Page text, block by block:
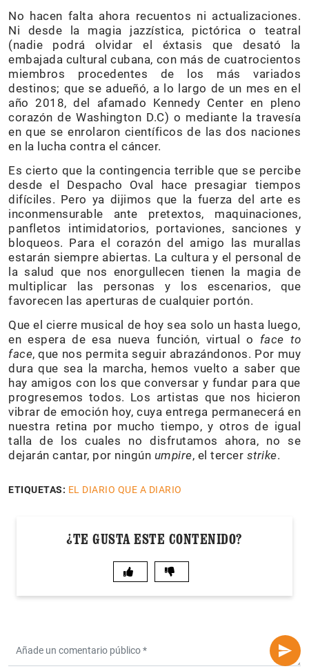
No hacen falta ahora recuentos ni actualizaciones.
Ni desde la magia jazzística, pictórica o teatral
(nadie podrá olvidar el éxtasis que desató la
embajada cultural cubana, con más de cuatrocientos
miembros procedentes de los más variados
destinos; que se adueñó, a lo largo de un mes en el
año 2018, del afamado Kennedy Center en pleno
corazón de Washington D.C) o mediante la travesía
en que se enrolaron científicos de las dos naciones
en la lucha contra el cáncer.
Es cierto que la contingencia terrible que se percibe
desde el Despacho Oval hace presagiar tiempos
difíciles. Pero ya dijimos que la fuerza del arte es
inconmensurable ante pretextos, maquinaciones,
panfletos intimidatorios, portaviones, sanciones y
bloqueos. Para el corazón del amigo las murallas
estarán siempre abiertas. La cultura y el personal de
la salud que nos enorgullecen tienen la magia de
multiplicar las personas y los escenarios, que
favorecen las aperturas de cualquier portón.
Que el cierre musical de hoy sea solo un hasta luego,
en espera de esa nueva función, virtual o face to
face, que nos permita seguir abrazándonos. Por muy
dura que sea la marcha, hemos vuelto a saber que
hay amigos con los que conversar y fundar para que
progresemos todos. Los artistas que nos hicieron
vibrar de emoción hoy, cuya entrega permanecerá en
nuestra retina por mucho tiempo, y otros de igual
talla de los cuales no disfrutamos ahora, no se
dejarán cantar, por ningún umpire, el tercer strike.
ETIQUETAS: EL DIARIO QUE A DIARIO
¿TE GUSTA ESTE CONTENIDO?